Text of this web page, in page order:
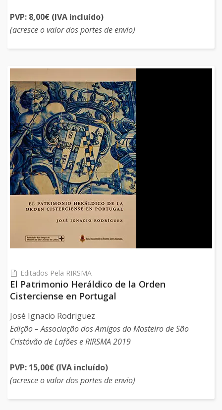
PVP: 8,00€ (IVA incluído)
(acresce o valor dos portes de envio)
Editados Pela RIRSMA
El Patrimonio Heráldico de la Orden
Cisterciense en Portugal
José Ignacio Rodriguez
Edição – Associação dos Amigos do Mosteiro de São
Cristóvão de Lafões e RIRSMA 2019
PVP: 15,00€ (IVA incluído)
(acresce o valor dos portes de envio)